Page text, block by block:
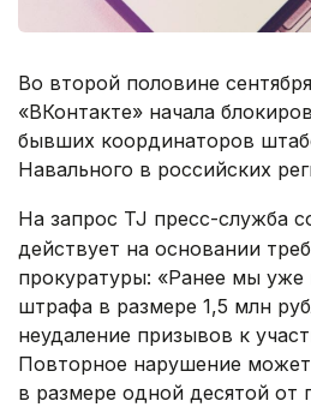
Во второй половине
«ВКонтакте» начала
бывших координаторов
Навального в российских
На запрос TJ пресс-служба
действует на основании
прокуратуры: «Ранее мы уже
штрафа в размере 1,5 млн
неудаление призывов к
Повторное нарушение
в размере одной десятой от